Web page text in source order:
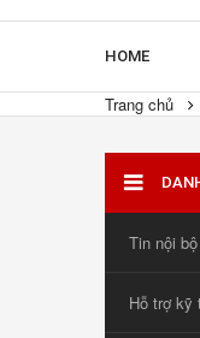
HOME
Trang chủ
Tin nội bộ
Hỗ trợ kỹ